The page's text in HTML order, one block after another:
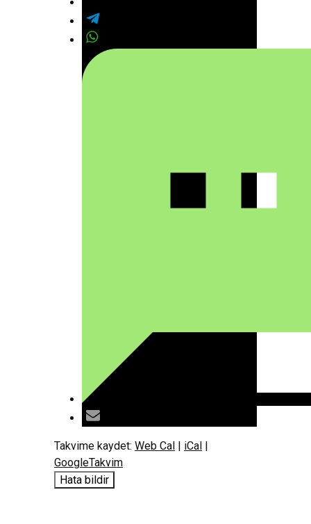
Takvime kaydet: Web Cal | iCal |
GoogleTakvim
Hata bildir